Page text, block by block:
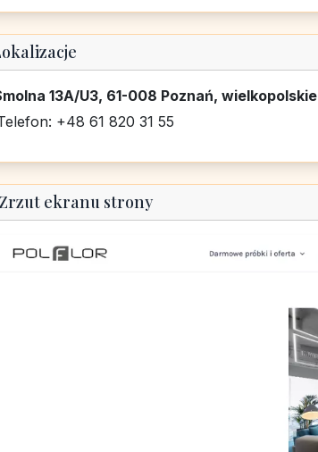
13A/U3, 61-008 Poznań, wielkopolskie
+48 61 820 31 55
Zrzut ekranu strony